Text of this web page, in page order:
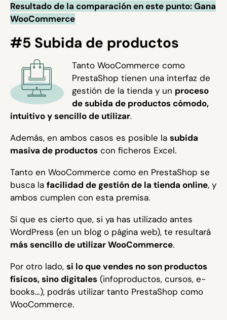
Resultado de la comparación en este punto: Gana
WooCommerce
#5 Subida de productos
Tanto WooCommerce como
PrestaShop tienen una interfaz de
gestión de la tienda y un proceso
de subida de productos cómodo,
intuitivo y sencillo de utilizar.
Además, en ambos casos es posible la subida
masiva de productos con ficheros Excel.
Tanto en WooCommerce como en PrestaShop se
busca la facilidad de gestión de la tienda online, y
ambos cumplen con esta premisa.
Sí que es cierto que, si ya has utilizado antes
WordPress (en un blog o página web), te resultará
más sencillo de utilizar WooCommerce.
Por otro lado, si lo que vendes no son productos
físicos, sino digitales (infoproductos, cursos, e-
books…), podrás utilizar tanto PrestaShop como
WooCommerce.